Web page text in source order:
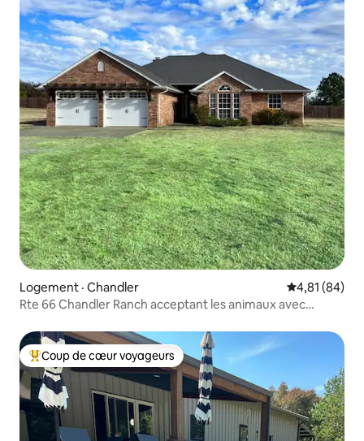
Logement · Chandler Note
4,81 (84)
Rte 66 Chandler Ranch acceptant les animaux avec
Coup de cœur voyageurs parmi les plus aimés
Coup de cœur voyageurs